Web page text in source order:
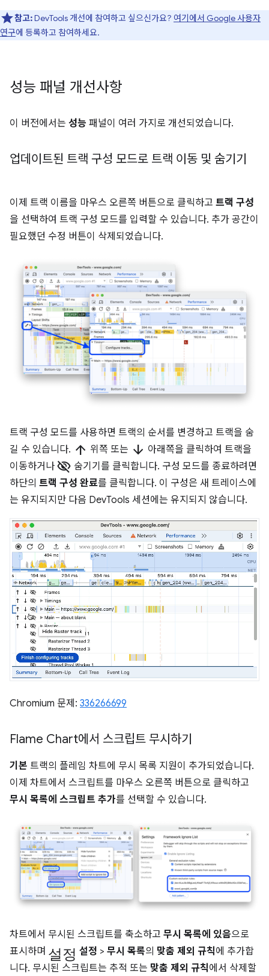
참고:DevTools 개선에 참여하고 싶으신가요? 여기에서 Google 사용자
연구에 등록하고 참여하세요.
성능 패널 개선사항
이 버전에서는 성능 패널이 여러 가지로 개선되었습니다.
업데이트된 트랙 구성 모드로 트랙 이동 및 숨기기
이제 트랙 이름을 마우스 오른쪽 버튼으로 클릭하고 트랙 구성
을 선택하여 트랙 구성 모드를 입력할 수 있습니다. 추가 공간이
필요했던 수정 버튼이 삭제되었습니다.
트랙 구성 모드를 사용하면 트랙의 순서를 변경하고 트랙을 숨
길 수 있습니다. arrow_upward 위쪽 또는 arrow_downward 아래쪽을 클릭하여 트랙을
이동하거나 visibility_off 숨기기를 클릭합니다. 구성 모드를 종료하려면
하단의 트랙 구성 완료를 클릭합니다. 이 구성은 새 트레이스에
는 유지되지만 다음 DevTools 세션에는 유지되지 않습니다.
Chromium 문제: 336266699
Flame Chart에서 스크립트 무시하기
기본 트랙의 플레임 차트에 무시 목록 지원이 추가되었습니다.
이제 차트에서 스크립트를 마우스 오른쪽 버튼으로 클릭하고
무시 목록에 스크립트 추가를 선택할 수 있습니다.
차트에서 무시된 스크립트를 축소하고 무시 목록에 있음으로
표시하며 설정 설정 > 무시 목록의 맞춤 제외 규칙에 추가합
니다. 무시된 스크립트는 추적 또는 맞춤 제외 규칙에서 삭제할